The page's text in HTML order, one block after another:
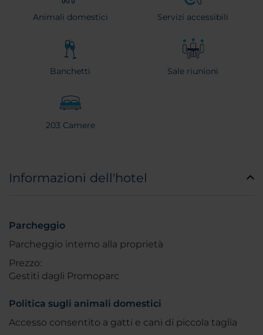
Animali domestici Servizi accessibili
Banchetti Sale riunioni
203 Camere
Informazioni dell'hotel
Parcheggio
Parcheggio interno alla proprietà
Prezzo:
Gestiti dagli Promoparc
Politica sugli animali domestici
Accesso consentito a gatti e cani di piccola taglia